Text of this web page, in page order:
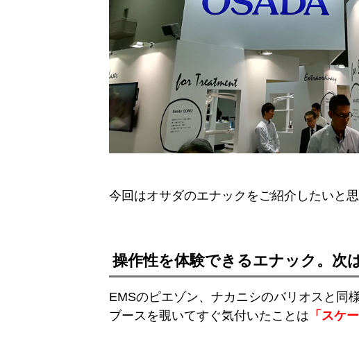
今回はオサダのエナックをご紹介したいと思
操作性を体験できるエナック。次
EMSのピエゾン、ナカニシのバリオスと同
ブースを覗いてすぐ気付いたことは 「スケ